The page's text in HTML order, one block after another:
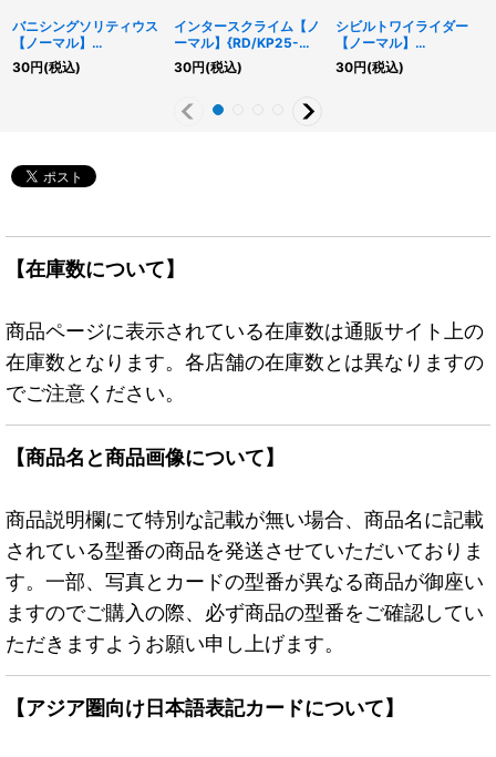
バニシングソリティウス
【ノーマル】
{RD/KP25-JP005}
《RDモンスター》
30円(税込)
インタースクライム【ノ
ーマル】{RD/KP25-
JP040}《RDフュージョ
ン》
30円(税込)
シビルトワイライダー
【ノーマル】
{RD/KP25-JP004}
《RDモンスター》
30円(税込)
【在庫数について】
商品ページに表示されている在庫数は通販サイト上の
在庫数となります。各店舗の在庫数とは異なりますの
でご注意ください。
【商品名と商品画像について】
商品説明欄にて特別な記載が無い場合、商品名に記載
されている型番の商品を発送させていただいておりま
す。一部、写真とカードの型番が異なる商品が御座い
ますのでご購入の際、必ず商品の型番をご確認してい
ただきますようお願い申し上げます。
【アジア圏向け日本語表記カードについて】